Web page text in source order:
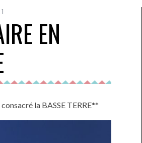
EN
la BASSE TERRE**